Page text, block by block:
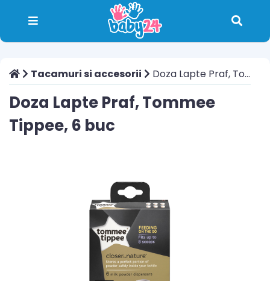
Tacamuri si accesorii Doza Lapte Praf, Tommee Tippee, 6 buc
Doza Lapte Praf, Tommee
Tippee, 6 buc